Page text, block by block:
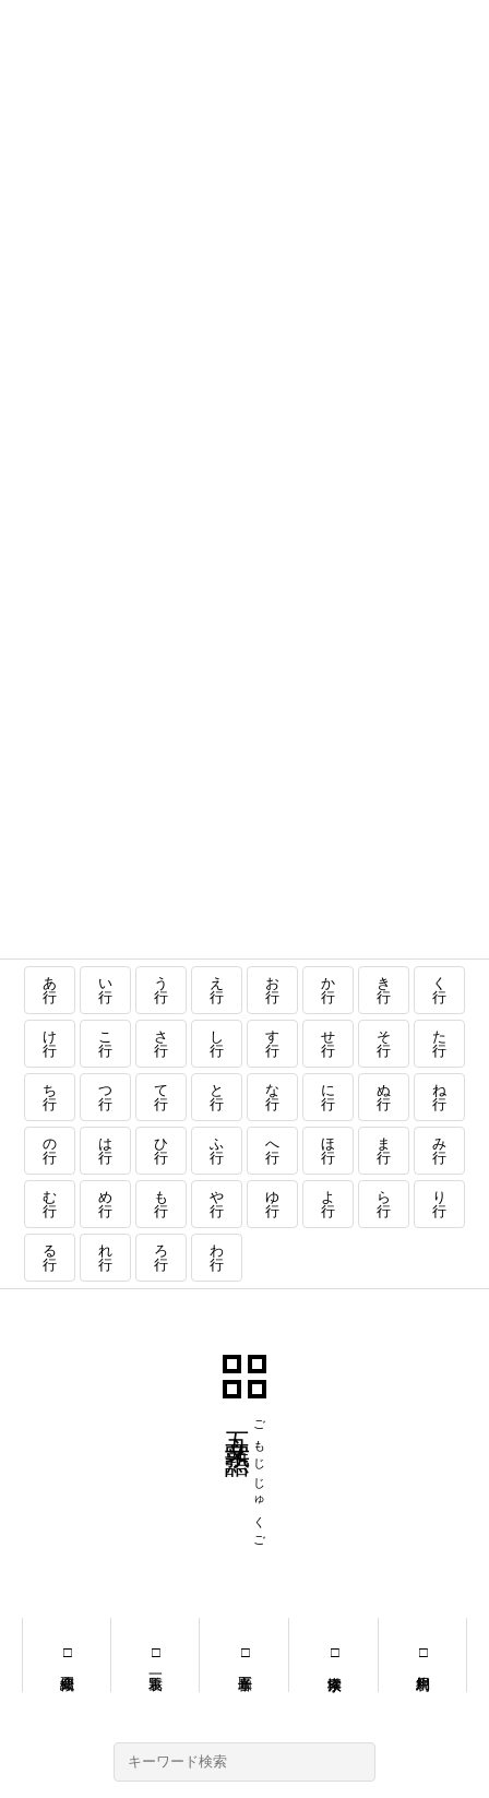
あ
行
い
行
う
行
え
行
お
行
か
行
き
行
く
行
け
行
こ
行
さ
行
し
行
す
行
せ
行
そ
行
た
行
ち
行
つ
行
て
行
と
行
な
行
に
行
ぬ
行
ね
行
の
行
は
行
ひ
行
ふ
行
へ
行
ほ
行
ま
行
み
行
む
行
め
行
も
行
や
行
ゆ
行
よ
行
ら
行
り
行
る
行
れ
行
ろ
行
わ
行
ごもじじゅくご